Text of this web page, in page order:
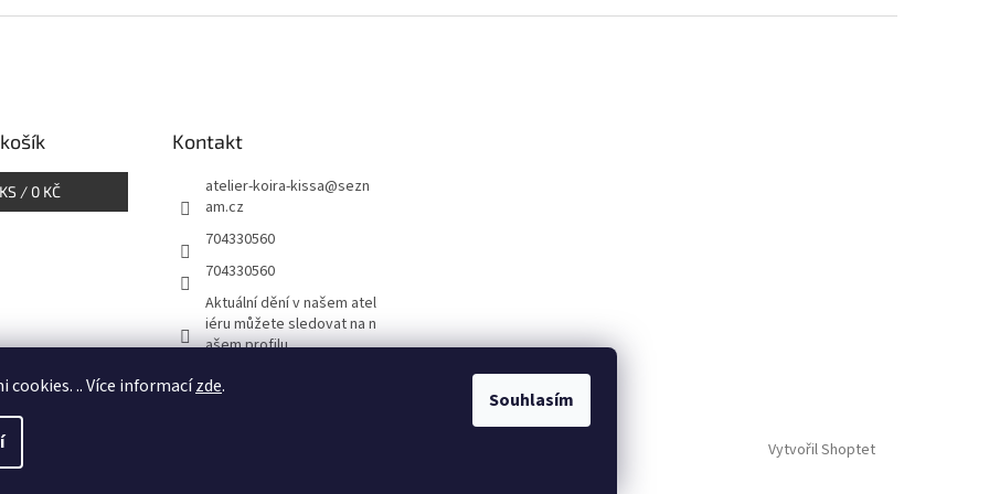
cookies. .. Více informacízde.
Souhlasím
/ 0 KČ
Kontakt
atelier-koira-kissa@sezn
am.cz
704330560
704330560
Aktuální dění v našem atel
iéru můžete sledovat na n
ašem profilu
atelier_koira_kissa/
Vytvořil Shoptet